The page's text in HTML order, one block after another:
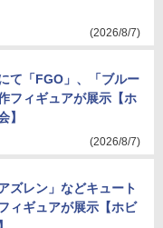
(2026/8/7)
て「FGO」、「ブルー
フィギュアが展示【ホ
】
(2026/8/7)
ズレン」などキュート
ィギュアが展示【ホビ